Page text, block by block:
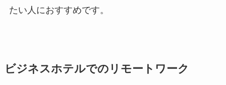
たい人におすすめです。
ビジネスホテルでのリモートワーク